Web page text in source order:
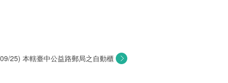
25) 本轄臺中公益路郵局之自動櫃